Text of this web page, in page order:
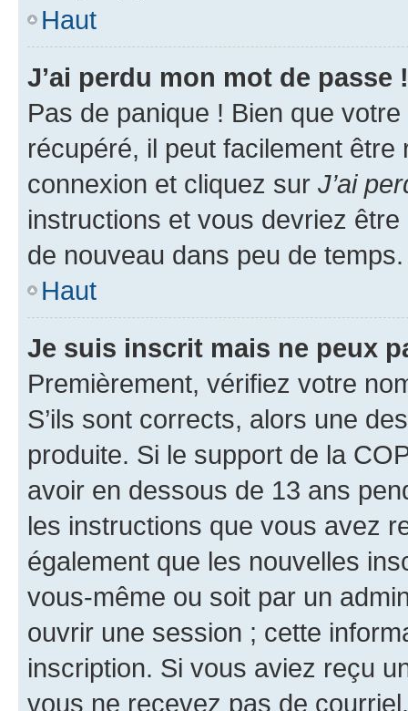
Haut
J’ai perdu mon mot de passe !
Pas de panique ! Bien que
récupéré, il peut facilement
connexion et cliquez sur J’ai
instructions et vous devriez
de nouveau dans peu de temps.
Haut
Je suis inscrit mais ne peux
Premièrement, vérifiez votre
S’ils sont corrects, alors une
produite. Si le support de la
avoir en dessous de 13 ans
les instructions que vous avez
également que les nouvelles
vous-même ou soit par un
ouvrir une session ; cette
inscription. Si vous aviez reçu
vous ne recevez pas de